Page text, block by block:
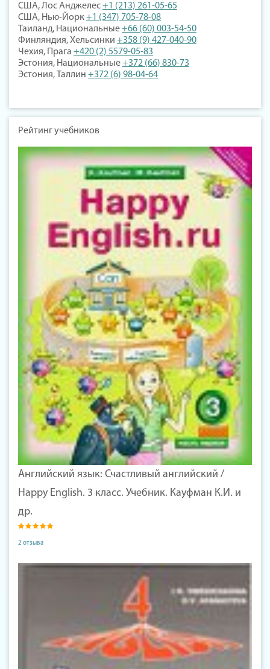
США, Лос Анджелес+1 (213) 261-05-65
США, Нью-Йорк+1 (347) 705-78-08
Таиланд, Национальные+66 (60) 003-54-50
Финляндия, Хельсинки +358 (9) 427-040-90
Чехия, Прага +420 (2) 5579-05-83
Эстония, Национальные+372 (66) 830-73
Эстония, Таллин +372 (6) 98-04-64
Рейтинг учебников
Английский язык: Счастливый английский /
Happy English. 3 класс. Учебник. Кауфман К.И. и
др.
2 отзыва